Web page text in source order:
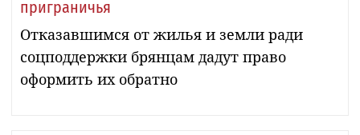
приграничья
Отказавшимся от жилья и земли ради
соцподдержки брянцам дадут право
оформить их обратно